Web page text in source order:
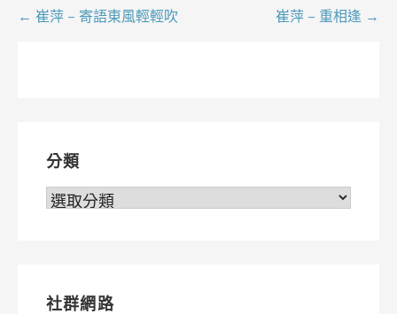
文← 崔萍 – 寄語東風輕輕吹 崔萍 – 重相逢 →
分類
分
社群網路